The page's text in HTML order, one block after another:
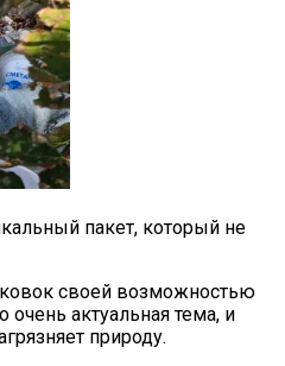
пакет, который не
своей возможностью
актуальная тема, и
природу.